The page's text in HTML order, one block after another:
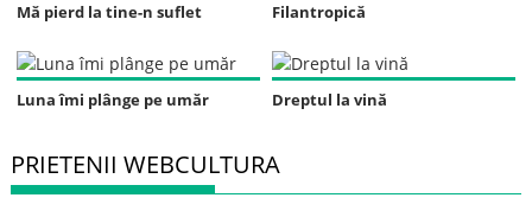
Mă pierd la tine-n suflet Filantropică
Luna îmi plânge pe umăr Dreptul la vină
PRIETENII WEBCULTURA